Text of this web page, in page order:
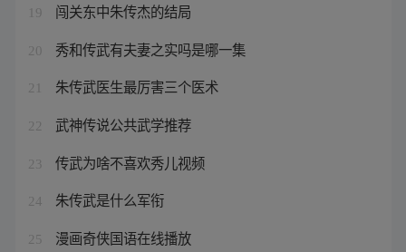
19 闯关东中朱传杰的结局
20 秀和传武有夫妻之实吗是哪一集
21 朱传武医生最厉害三个医术
22 武神传说公共武学推荐
23 传武为啥不喜欢秀儿视频
24 朱传武是什么军衔
25 漫画奇侠国语在线播放